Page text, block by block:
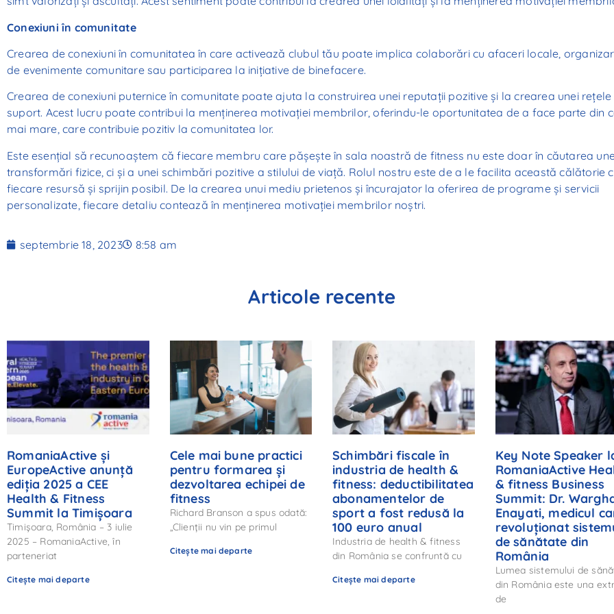
Conexiuni în comunitate
Crearea de conexiuni în comunitatea în care activează clubul tău poate implica colaborări cu afaceri locale,
de evenimente comunitare sau participarea la inițiative de binefacere.
Crearea de conexiuni puternice în comunitate poate ajuta la construirea unei reputații pozitive și la crearea unei rețele
suport. Acest lucru poate contribui la menținerea motivației membrilor, oferindu-le oportunitatea de a face parte din
mai mare, care contribuie pozitiv la comunitatea lor.
Este esențial să recunoaștem că fiecare membru care pășește în sala noastră de fitness nu este doar în căutarea
transformări fizice, ci și a unei schimbări pozitive a stilului de viață. Rolul nostru este de a le facilita această călătorie
fiecare resursă și sprijin posibil. De la crearea unui mediu prietenos și încurajator la oferirea de programe și servicii
personalizate, fiecare detaliu contează în menținerea motivației membrilor noștri.
septembrie 18, 2023 8:58 am
Articole recente
RomaniaActive și
EuropeActive anunță
ediția 2025 a CEE
Health & Fitness
Summit la Timișoara
Timișoara, România – 3 iulie
2025 – RomaniaActive, în
parteneriat
Citește mai departe
Cele mai bune practici
pentru formarea și
dezvoltarea echipei de
fitness
Richard Branson a spus odată:
„Clienții nu vin pe primul
Citește mai departe
Schimbări fiscale în
industria de health &
fitness: deductibilitatea
abonamentelor de
sport a fost redusă la
100 euro anual
Industria de health & fitness
din România se confruntă cu
Citește mai departe
Key Note Speaker
RomaniaActive
& fitness Business
Summit: Dr.
Enayati, medicul
revoluționat
de sănătate din
România
Lumea sistemului de
din România este una
de